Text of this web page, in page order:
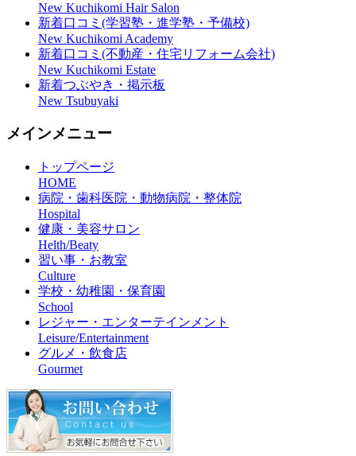
New Kuchikomi Hair Salon
新着口コミ(学習塾・進学塾・予備校)
New Kuchikomi Academy
新着口コミ(不動産・住宅リフォーム会社)
New Kuchikomi Estate
新着つぶやき・掲示板
New Tsubuyaki
メインメニュー
トップページ
HOME
病院・歯科医院・動物病院・整体院
Hospital
健康・美容サロン
Helth/Beaty
習い事・お教室
Culture
学校・幼稚園・保育園
School
レジャー・エンターテインメント
Leisure/Entertainment
グルメ・飲食店
Gourmet